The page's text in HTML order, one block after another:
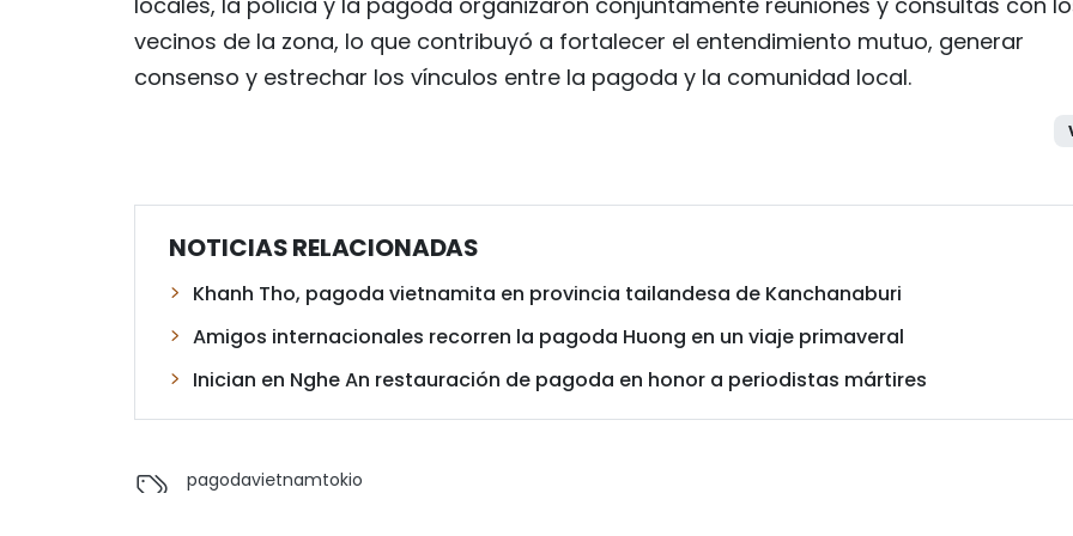
vecinos de la zona, lo que contribuyó a fortalecer el entendimiento mutuo, generar
consenso y estrechar los vínculos entre la pagoda y la comunidad local.
NOTICIAS RELACIONADAS
Khanh Tho, pagoda vietnamita en provincia tailandesa de Kanchanaburi
Amigos internacionales recorren la pagoda Huong en un viaje primaveral
Inician en Nghe An restauración de pagoda en honor a periodistas mártires
pagodavietnamtokio